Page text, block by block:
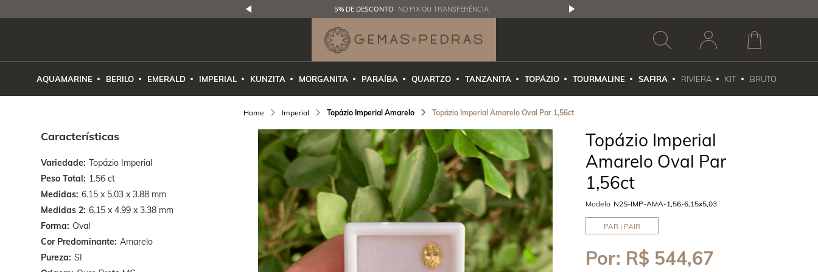
5% DE DESCONTO NO PIX OU TRANSFERÊNCIA
AQUAMARINE BERILO EMERALD IMPERIAL KUNZITA MORGANITA PARAÍBA QUARTZO TANZANITA TOPÁZIO TOURMALINE SAFIRA RIVIERA KIT BRUTO
Imperial Topázio Imperial Amarelo Topázio Imperial Amarelo Oval Par 1,56ct
Características
Variedade Topázio Imperial
Peso Total 1.56 ct
Medidas 6.15 x 5.03 x 3.88 mm
Medidas 2 6.15 x 4.99 x 3.38 mm
Forma Oval
Cor Predominante Amarelo
Pureza SI
Topázio Imperial
Amarelo Oval Par
1,56ct
Modelo N2S-IMP-AMA-1,56-6,15x5,03
PAR | PAIR
Por: R$ 544,67